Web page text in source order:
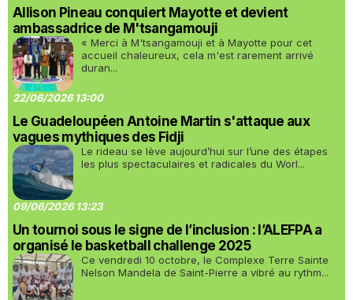
Allison Pineau conquiert Mayotte et devient
ambassadrice de M'tsangamouji
« Merci à M'tsangamouji et à Mayotte pour cet
accueil chaleureux, cela m'est rarement arrivé
duran...
22/06/2026 13:00
Le Guadeloupéen Antoine Martin s'attaque aux
vagues mythiques des Fidji
Le rideau se lève aujourd’hui sur l’une des étapes
les plus spectaculaires et radicales du Worl...
09/06/2026 13:23
Un tournoi sous le signe de l’inclusion : l’ALEFPA a
organisé le basketball challenge 2025
Ce vendredi 10 octobre, le Complexe Terre Sainte
Nelson Mandela de Saint-Pierre a vibré au rythm...